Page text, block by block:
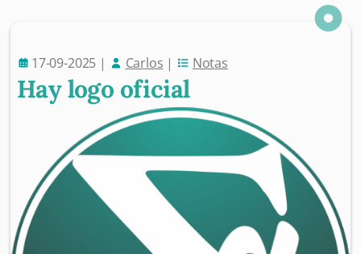
17-09-2025 | Carlos | Notas
Hay logo oficial